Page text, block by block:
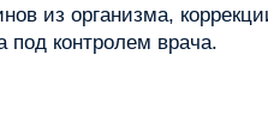
из организма,
под контролем врача.